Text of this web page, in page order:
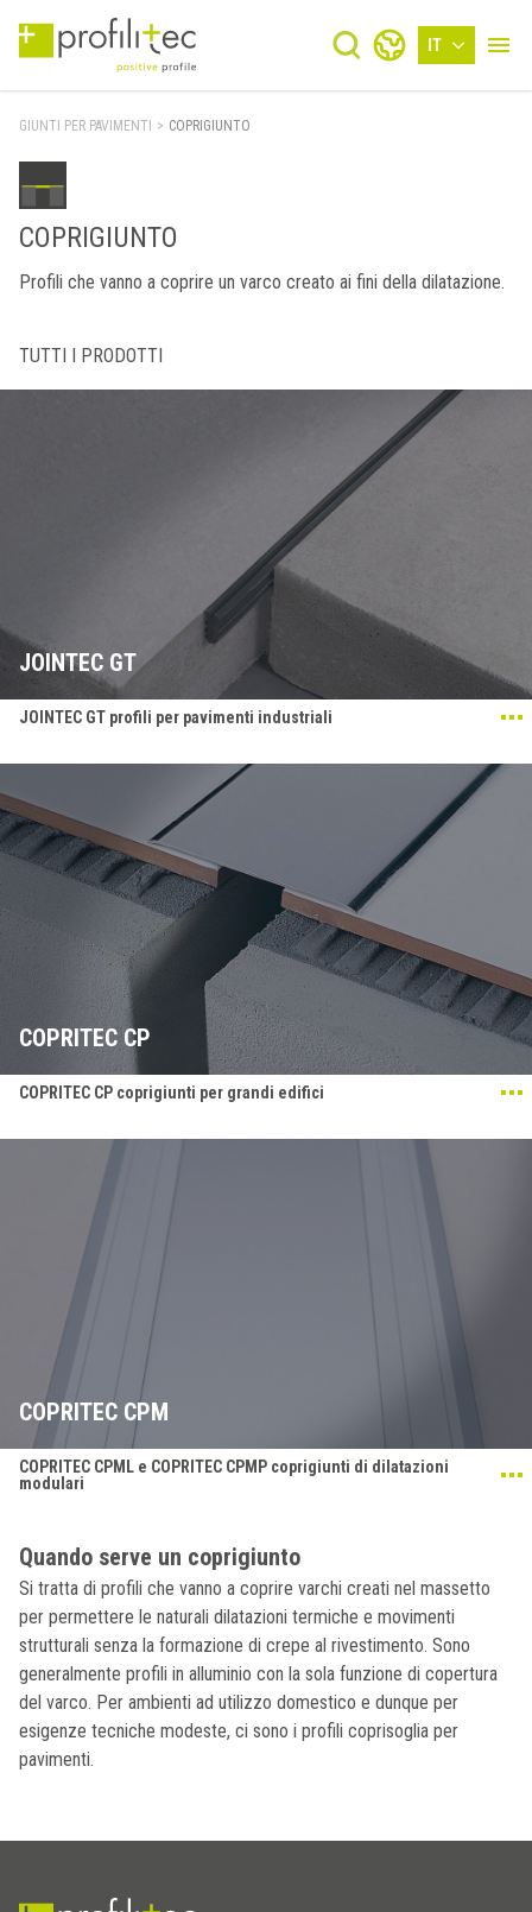
IT
GIUNTI PER PAVIMENTI > COPRIGIUNTO
COPRIGIUNTO
Profili che vanno a coprire un varco creato ai fini della dilatazione.
TUTTI I PRODOTTI
JOINTEC GT
JOINTEC GT profili per pavimenti industriali
COPRITEC CP
COPRITEC CP coprigiunti per grandi edifici
COPRITEC CPM
COPRITEC CPML e COPRITEC CPMP coprigiunti di dilatazioni
modulari
Quando serve un coprigiunto
Si tratta di profili che vanno a coprire varchi creati nel massetto
per permettere le naturali dilatazioni termiche e movimenti
strutturali senza la formazione di crepe al rivestimento. Sono
generalmente profili in alluminio con la sola funzione di copertura
del varco. Per ambienti ad utilizzo domestico e dunque per
esigenze tecniche modeste, ci sono i profili coprisoglia per
pavimenti.